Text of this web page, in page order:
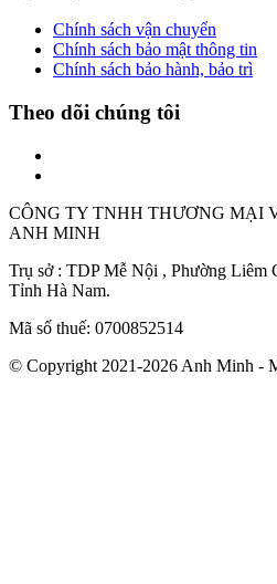
Chính sách vận chuyển
Chính sách bảo mật thông tin
Chính sách bảo hành, bảo trì
Theo dõi chúng tôi
CÔNG TY TNHH THƯƠNG MẠI
ANH MINH
Trụ sở : TDP Mễ Nội , Phường Liêm
Tỉnh Hà Nam.
Mã số thuế: 0700852514
© Copyright 2021-2026 Anh Minh -